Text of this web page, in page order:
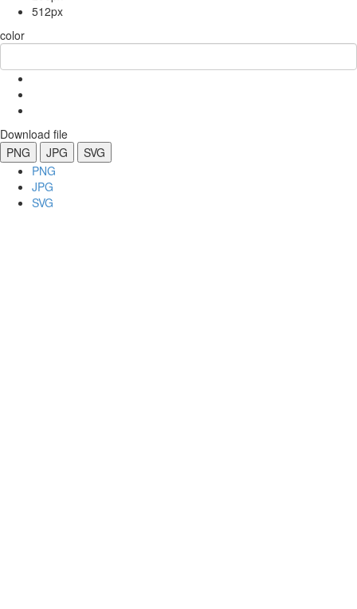
512px
color
Download file
PNG
JPG
SVG
PNG
JPG
SVG